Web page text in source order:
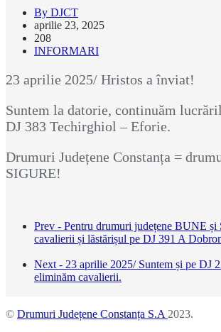
By DJCT
aprilie 23, 2025
208
INFORMARI
23 aprilie 2025/ Hristos a înviat!
Suntem la datorie, continuăm
DJ 383 Techirghiol – Eforie.
Drumuri Județene Constanța =
SIGURE!
Prev - Pentru drumuri județene BUNE
cavalierii și lăstărișul pe DJ 391 A
Next - 23 aprilie 2025/ Suntem și pe DJ
eliminăm cavalierii.
© Drumuri Județene Constanța S.A 2023.